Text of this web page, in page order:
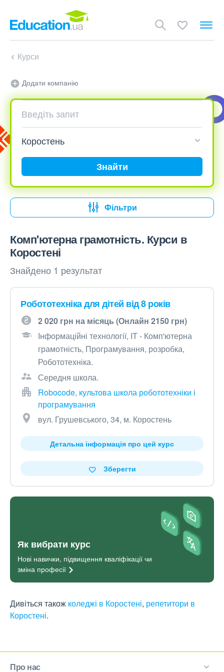
Курси
Додати компанію
Знайти
Фільтри
Комп'ютерна грамотність. Курси в
Коростені
Знайдено 1 результат
Робототехніка для дітей від 8 років
2 020 грн на місяць (Онлайн 2150 грн)
Інформаційні технології, IT - Комп'ютерна
грамотність, Програмування, розробка,
Робототехніка.
Середня школа.
Robocode, культова школа робототехніки і
програмування
вул. Грушевського, 34, м. Коростень
Детальна інформація про цей курс
Зберегти
Як вибрати курс
Нові навички, підвищення кваліфікації чи
зміна професії
Дивіться також коледжі в Коростені, репетитори в
Коростені.
Про нас